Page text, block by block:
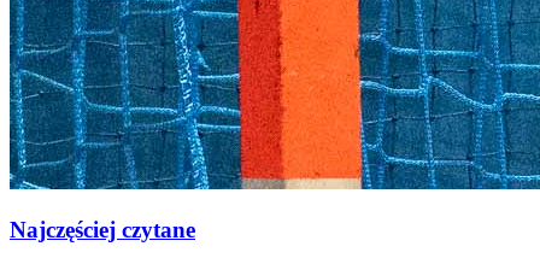
Najczęściej czytane